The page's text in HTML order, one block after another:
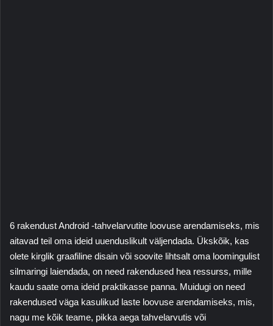
6 rakendust Android -tahvelarvutite loovuse arendamiseks, mis
aitavad teil oma ideid uuenduslikult väljendada. Ükskõik, kas
olete kirglik graafiline disain või soovite lihtsalt oma loomingulist
silmaringi laiendada, on need rakendused hea ressurss, mille
kaudu saate oma ideid praktikasse panna. Muidugi on need
rakendused väga kasulikud laste loovuse arendamiseks, mis,
nagu me kõik teame, pikka aega tahvelarvutis või